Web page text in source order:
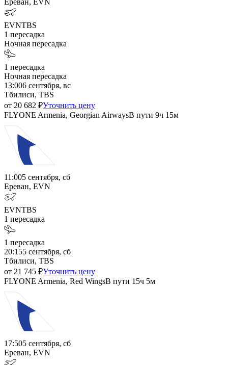
EVNTBS
1 пересадка
Ночная пересадка
1 пересадка
Ночная пересадка
13:006 сентября, вс
Тбилиси, TBS
от 20 682 ₽Уточнить цену
FLYONE Armenia, Georgian AirwaysВ пути 9ч 15м
11:005 сентября, сб
Ереван, EVN
EVNTBS
1 пересадка
1 пересадка
20:155 сентября, сб
Тбилиси, TBS
от 21 745 ₽Уточнить цену
FLYONE Armenia, Red WingsВ пути 15ч 5м
17:505 сентября, сб
Ереван, EVN